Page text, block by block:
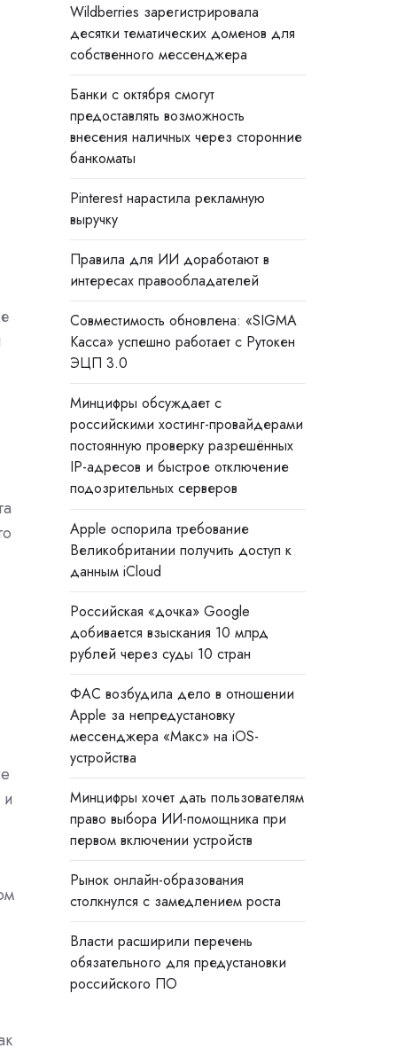
и
Wildberries зарегистрировала
десятки тематических доменов для
собственного мессенджера
Банки с октября смогут
предоставлять возможность
внесения наличных через сторонние
банкоматы
Pinterest нарастила рекламную
выручку
Правила для ИИ доработают в
интересах правообладателей
Совместимость обновлена: «SIGMA
Касса» успешно работает с Рутокен
ЭЦП 3.0
Минцифры обсуждает с
российскими хостинг-провайдерами
постоянную проверку разрешённых
IP-адресов и быстрое отключение
подозрительных серверов
Apple оспорила требование
Великобритании получить доступ к
данным iCloud
Российская «дочка» Google
добивается взыскания 10 млрд
рублей через суды 10 стран
ФАС возбудила дело в отношении
Apple за непредустановку
мессенджера «Макс» на iOS-
устройства
Минцифры хочет дать пользователям
право выбора ИИ-помощника при
первом включении устройств
Рынок онлайн-образования
столкнулся с замедлением роста
Власти расширили перечень
обязательного для предустановки
российского ПО